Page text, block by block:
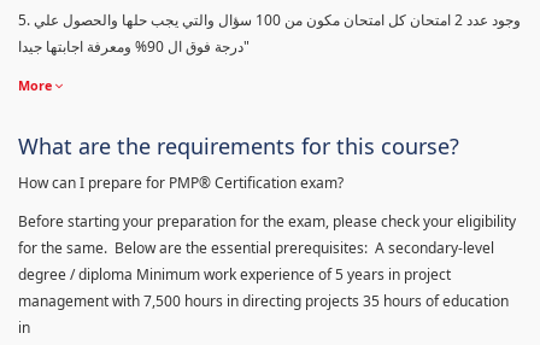
5. وجود عدد 2 امتحان كل امتحان مكون من 100 سؤال والتي يجب حلها والحصول علي
درجة فوق ال 90% ومعرفة اجابتها جيدا"
More
What are the requirements for this course?
How can I prepare for PMP® Certification exam?
Before starting your preparation for the exam, please check your eligibility
for the same. Below are the essential prerequisites: A secondary-level
degree / diploma Minimum work experience of 5 years in project
management with 7,500 hours in directing projects 35 hours of education
in